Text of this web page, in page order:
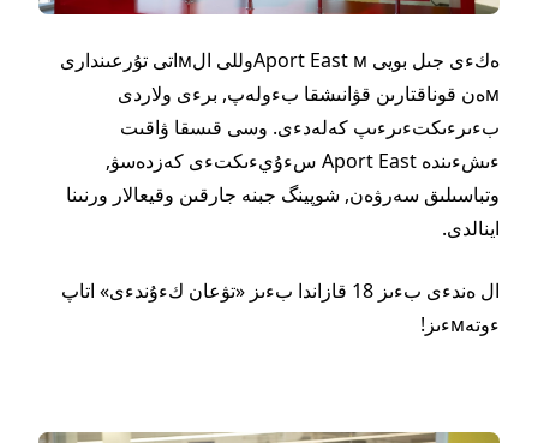
ەكءى جىل بويى Aport East мوللى الмاتى تۇرعىندارى
мەن قوناقتارىن قۋانىشقا بءولەپ,
برءى ولاردى
بءىرءىكتءىرءىپ كەلەدءى. وسى قىسقا ۋاقىت
ءىشءىندە Aport East سءۇيءىكتءى كەزدەسۋ,
وتباسىلىق سەرۋەن, شوپينگ جبنە جارقىن وقيعالار ورنىنا
اينالدى.
ال ەندءى بءىز 1 8 قازاندا بءىز «تۋعان كءۇندءى» اتاپ
ءوتەмءىز!